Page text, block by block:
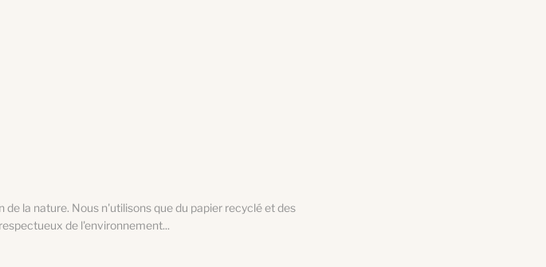
de la nature. Nous n'utilisons que du papier recyclé et des
de l'environnement...